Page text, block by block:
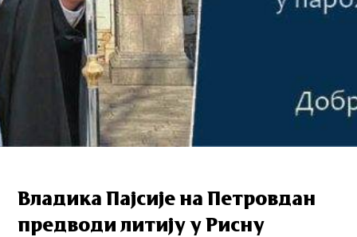
Владика Пајсије на Петровдан
предводи литију у Рисну